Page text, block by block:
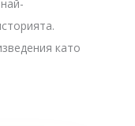
като